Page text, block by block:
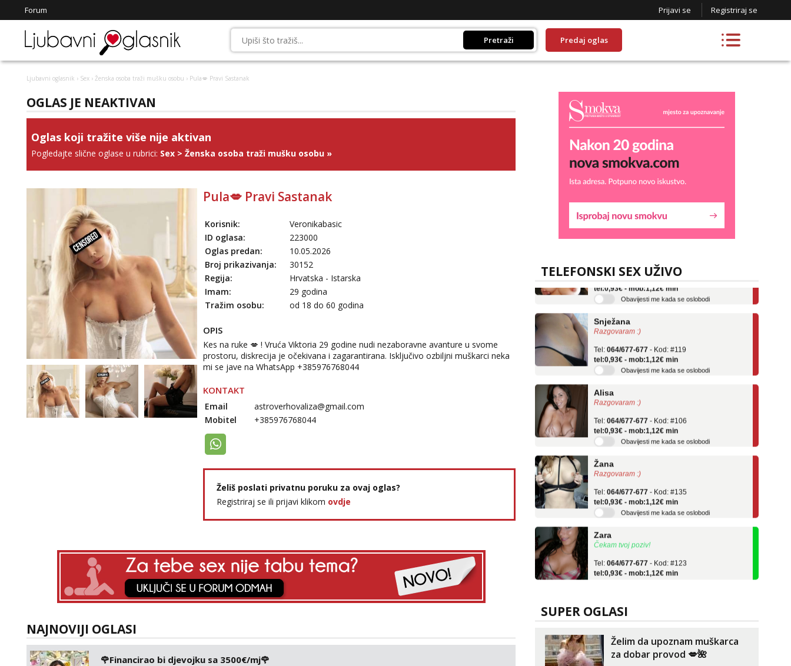
Forum Prijavi se Registriraj se
Pretraži Predaj oglas
Ljubavni oglasnik › Sex › Ženska osoba traži mušku osobu › Pula💋 Pravi Sastanak
OGLAS JE NEAKTIVAN
Oglas koji tražite više nije aktivan
Pogledajte slične oglase u rubrici: Sex > Ženska osoba traži mušku osobu »
Pula💋 Pravi Sastanak
Korisnik:
Veronikabasic
ID oglasa:
223000
Oglas predan:
10.05.2026
Broj prikazivanja:
30152
Regija:
Hrvatska - Istarska
Imam:
29 godina
Tražim osobu:
od 18 do 60 godina
OPIS
Kes na ruke 💋 ! Vruća Viktoria 29 godine nudi nezaboravne avanture u svome
prostoru, diskrecija je očekivana i zagarantirana. Isključivo ozbiljni muškarci neka
mi se jave na WhatsApp +385976768044
KONTAKT
Email
astroverhovaliza@gmail.com
Mobitel
+385976768044
Želiš poslati privatnu poruku za ovaj oglas?
Registriraj se ili prijavi klikom ovdje
NAJNOVIJI OGLASI
🌹Financirao bi djevojku sa 3500€/mj🌹
TELEFONSKI SEX UŽIVO
Liliana
Tel:064/677-677 - Kod: #69
tel:0,93€ - mob:1,12€ min
Obavijesti me kada se oslobodi
Razgovaram :)
tel:0,93€ - mob:1,12€ min
Obavijesti me kada se oslobodi
Razgovaram :)
tel:0,93€ - mob:1,12€ min
Obavijesti me kada se oslobodi
Razgovaram :)
tel:0,93€ - mob:1,12€ min
Obavijesti me kada se oslobodi
Čekam tvoj poziv!
tel:0,93€ - mob:1,12€ min
Tel:064/677-677
Liliana
Razgovaram :)
SUPER OGLASI
Želim da upoznam muškarca
za dobar provod 💋🌺